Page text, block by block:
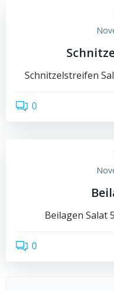
Schnitzelstreifen
0
Beilagen Salat
0